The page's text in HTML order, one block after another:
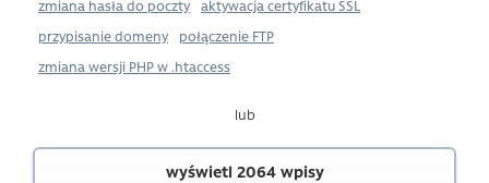
zmiana hasła do poczty
aktywacja certyfikatu SSL
przypisanie domeny
połączenie FTP
zmiana wersji PHP w .htaccess
lub
wyświetl 2064 wpisy